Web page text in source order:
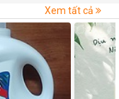
Xem tất cả